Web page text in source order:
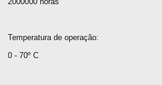
Temperatura de operação:
0 - 70º C